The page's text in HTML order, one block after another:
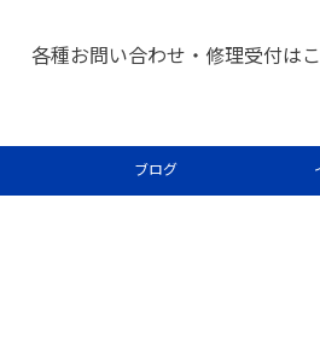
各種お問い合わせ・修理受付は
ブログ